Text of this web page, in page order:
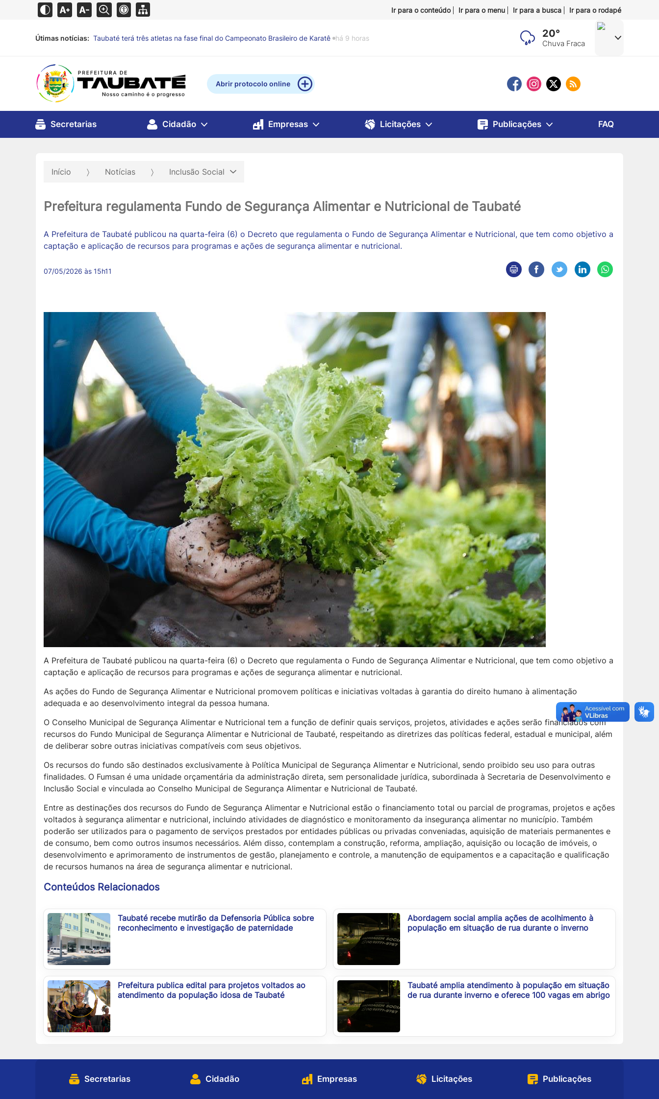
Ir para o conteúdo Ir para o menu Ir para a busca Ir para o rodapé
Útimas notícias: Alunos de escola municipal expõem obras produzidas com materiais recicláveis no Mistau 20°
Chuva Fraca
Abrir protocolo online
Secretarias Cidadão Empresas Licitações Publicações FAQ
Início Notícias Inclusão Social
Prefeitura regulamenta Fundo de Segurança Alimentar e Nutricional de Taubaté
A Prefeitura de Taubaté publicou na quarta-feira (6) o Decreto que regulamenta o Fundo de Segurança Alimentar e Nutricional, que tem como objetivo a
captação e aplicação de recursos para programas e ações de segurança alimentar e nutricional.
07/05/2026 às 15h11
A Prefeitura de Taubaté publicou na quarta-feira (6) o Decreto que regulamenta o Fundo de Segurança Alimentar e Nutricional, que tem como objetivo a
captação e aplicação de recursos para programas e ações de segurança alimentar e nutricional.
As ações do Fundo de Segurança Alimentar e Nutricional promovem políticas e iniciativas voltadas à garantia do direito humano à alimentação
adequada e ao desenvolvimento integral da pessoa humana.
O Conselho Municipal de Segurança Alimentar e Nutricional tem a função de definir quais serviços, projetos, atividades e ações serão financiados com
recursos do Fundo Municipal de Segurança Alimentar e Nutricional de Taubaté, respeitando as diretrizes das políticas federal, estadual e municipal, além
de deliberar sobre outras iniciativas compatíveis com seus objetivos.
Os recursos do fundo são destinados exclusivamente à Política Municipal de Segurança Alimentar e Nutricional, sendo proibido seu uso para outras
finalidades. O Fumsan é uma unidade orçamentária da administração direta, sem personalidade jurídica, subordinada à Secretaria de Desenvolvimento e
Inclusão Social e vinculada ao Conselho Municipal de Segurança Alimentar e Nutricional de Taubaté.
Entre as destinações dos recursos do Fundo de Segurança Alimentar e Nutricional estão o financiamento total ou parcial de programas, projetos e ações
voltados à segurança alimentar e nutricional, incluindo atividades de diagnóstico e monitoramento da insegurança alimentar no município. Também
poderão ser utilizados para o pagamento de serviços prestados por entidades públicas ou privadas conveniadas, aquisição de materiais permanentes e
de consumo, bem como outros insumos necessários. Além disso, contemplam a construção, reforma, ampliação, aquisição ou locação de imóveis, o
desenvolvimento e aprimoramento de instrumentos de gestão, planejamento e controle, a manutenção de equipamentos e a capacitação e qualificação
de recursos humanos na área de segurança alimentar e nutricional.
Conteúdos Relacionados
Taubaté recebe mutirão da Defensoria Pública sobre
reconhecimento e investigação de paternidade
Abordagem social amplia ações de acolhimento à
população em situação de rua durante o inverno
Prefeitura publica edital para projetos voltados ao
atendimento da população idosa de Taubaté
Taubaté amplia atendimento à população em situação
de rua durante inverno e oferece 100 vagas em abrigo
Secretarias Cidadão Empresas Licitações Publicações